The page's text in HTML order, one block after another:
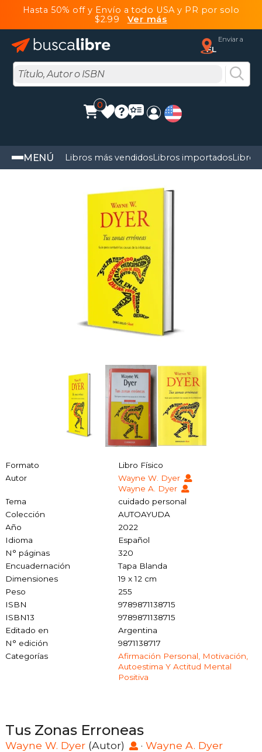
Hasta 50% off y Envío a todo USA y PR por solo
$2.99 Ver más
Enviar a
FL
0
MENÚ Libros más vendidosLibros importadosLibros
Formato
Libro Físico
Autor
Wayne W. Dyer
Wayne A. Dyer
Tema
cuidado personal
Colección
AUTOAYUDA
Año
2022
Idioma
Español
N° páginas
320
Encuadernación
Tapa Blanda
Dimensiones
19 x 12 cm
Peso
255
ISBN
9789871138715
ISBN13
9789871138715
Editado en
Argentina
N° edición
9871138717
Categorías
Afirmación Personal, Motivación,
Autoestima Y Actitud Mental
Positiva
Tus Zonas Erroneas
Wayne W. Dyer (Autor) · Wayne A. Dyer